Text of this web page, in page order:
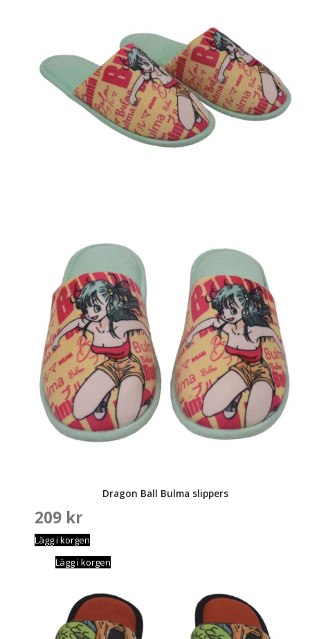
Dragon Ball Bulma slippers
209 kr
Lägg i korgen
Lägg i korgen